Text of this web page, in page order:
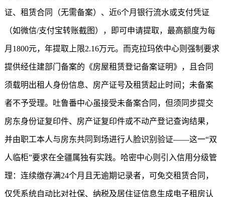
证、租赁合同（无需备案）、近6个月银行流水或支付凭证
（如微信/支付宝转账截图），即可申请提取，最高额度为每
月1800元，年提取上限2.16万元。而克拉玛依中心则强制要求
提供经住建部门备案的《房屋租赁登记备案证明》，且合同
须载明出租人身份信息、房产证号及租赁起止时间；未备案
者不予受理。吐鲁番中心虽接受未备案合同，但须同步提交
房东身份证复印件、房产证复印件或不动产登记查询结果，
并由职工本人与房东共同到场进行人脸识别验证——这一“双
人临柜”要求在全疆属独有实践。哈密中心则引入信用分级管
理：连续缴存满24个月且无逾期记录者，可免交租赁合同，
仅凭系统自动比对社保、纳税及居住证信息生成电子租房认